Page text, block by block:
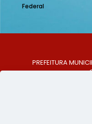
Federal
PREFEITURA
Centro, São
E-MAIL: